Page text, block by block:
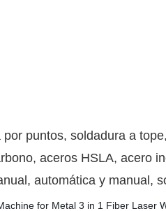
puntos, soldadura a
aceros HSLA, acero
automática y manual,